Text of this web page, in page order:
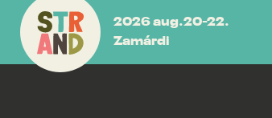
2026 aug.20-22.
Zamárdi